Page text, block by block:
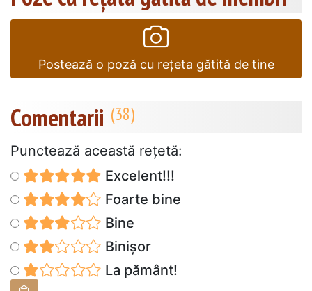
Postează o poză cu rețeta gătită de tine
Comentarii
Punctează această reţetă:
Excelent!!!
Foarte bine
Bine
Binișor
La pământ!